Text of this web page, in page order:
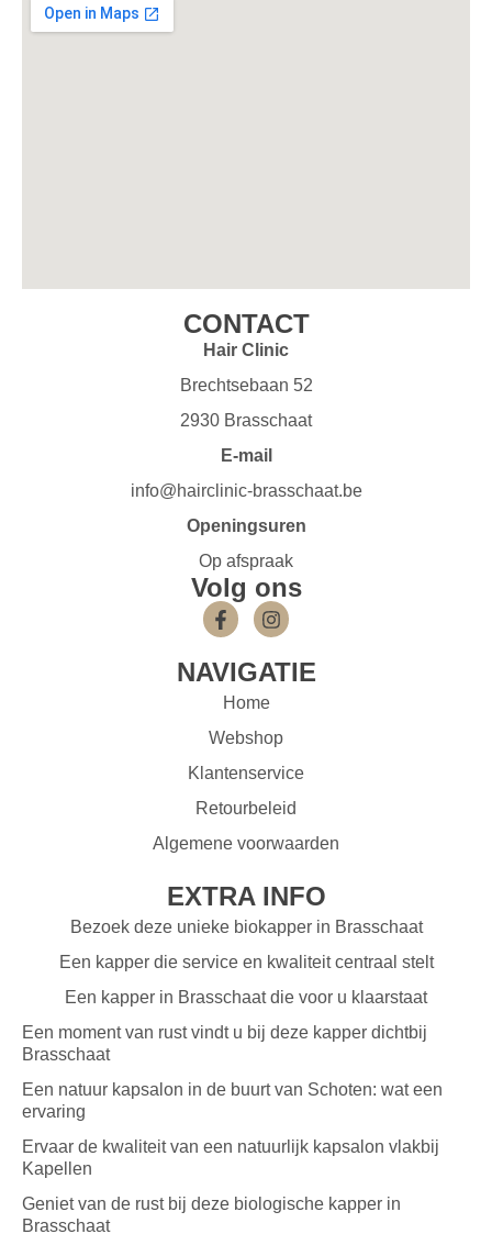
CONTACT
Hair Clinic
Brechtsebaan 52
2930 Brasschaat
E-mail
info@hairclinic-brasschaat.be
Openingsuren
Op afspraak
Volg ons
NAVIGATIE
Home
Webshop
Klantenservice
Retourbeleid
Algemene voorwaarden
EXTRA INFO
Bezoek deze unieke biokapper in Brasschaat
Een kapper die service en kwaliteit centraal stelt
Een kapper in Brasschaat die voor u klaarstaat
Een moment van rust vindt u bij deze kapper dichtbij
Brasschaat
Een natuur kapsalon in de buurt van Schoten: wat een
ervaring
Ervaar de kwaliteit van een natuurlijk kapsalon vlakbij
Kapellen
Geniet van de rust bij deze biologische kapper in
Brasschaat